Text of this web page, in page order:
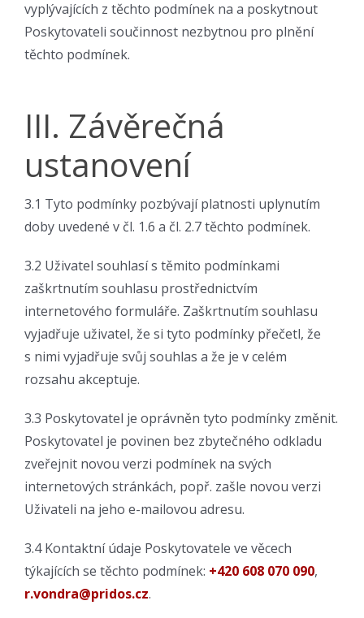
vyplývajících z těchto podmínek na a poskytnout
Poskytovateli součinnost nezbytnou pro plnění
těchto podmínek.
III. Závěrečná
ustanovení
3.1 Tyto podmínky pozbývají platnosti uplynutím
doby uvedené v čl. 1.6 a čl. 2.7 těchto podmínek.
3.2 Uživatel souhlasí s těmito podmínkami
zaškrtnutím souhlasu prostřednictvím
internetového formuláře. Zaškrtnutím souhlasu
vyjadřuje uživatel, že si tyto podmínky přečetl, že
s nimi vyjadřuje svůj souhlas a že je v celém
rozsahu akceptuje.
3.3 Poskytovatel je oprávněn tyto podmínky změnit.
Poskytovatel je povinen bez zbytečného odkladu
zveřejnit novou verzi podmínek na svých
internetových stránkách, popř. zašle novou verzi
Uživateli na jeho e-mailovou adresu.
3.4 Kontaktní údaje Poskytovatele ve věcech
týkajících se těchto podmínek: +420 608 070 090,
r.vondra@pridos.cz.